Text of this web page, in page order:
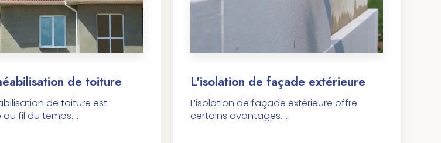
de toiture
de toiture est
fil du temps....
L'isolation de façade extérieure
L’isolation de façade extérieure offre
certains avantages....